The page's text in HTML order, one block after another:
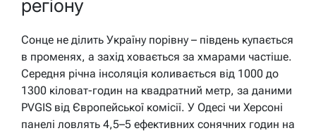
регіону
Сонце не ділить Україну порівну – південь купається
в променях, а захід ховається за хмарами частіше.
Середня річна інсоляція коливається від 1000 до
1300 кіловат-годин на квадратний метр, за даними
PVGIS від Європейської комісії. У Одесі чи Херсоні
панелі ловлять 4,5–5 ефективних сонячних годин на